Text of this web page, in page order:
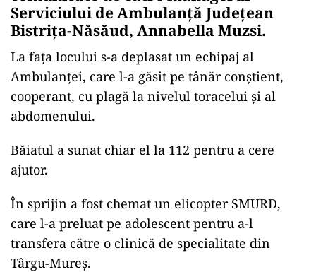
Serviciului de Ambulanţă Judeţean
Bistriţa-Năsăud, Annabella Muzsi.
La faţa locului s-a deplasat un echipaj al
Ambulanţei, care l-a găsit pe tânăr conştient,
cooperant, cu plagă la nivelul toracelui şi al
abdomenului.
Băiatul a sunat chiar el la 112 pentru a cere
ajutor.